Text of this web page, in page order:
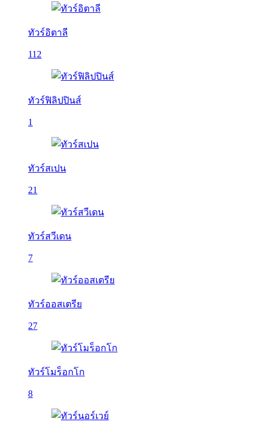
ทัวร์อิตาลี
112
ทัวร์ฟิลิปปินส์
1
ทัวร์สเปน
21
ทัวร์สวีเดน
7
ทัวร์ออสเตรีย
27
ทัวร์โมร็อกโก
8